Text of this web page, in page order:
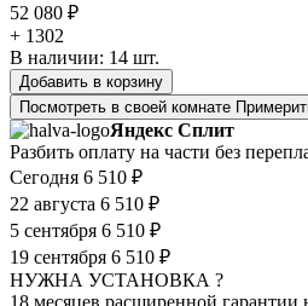
52 080 ₽
+ 1302
В наличии: 14 шт.
Добавить в корзину
Посмотреть в своей комнате
Яндекс Сплит
Разбить оплату на части без
Сегодня 6 510 ₽
22 августа 6 510 ₽
5 сентября 6 510 ₽
19 сентября 6 510 ₽
НУЖНА УСТАНОВКА ?
18 месяцев расширенной гарантии